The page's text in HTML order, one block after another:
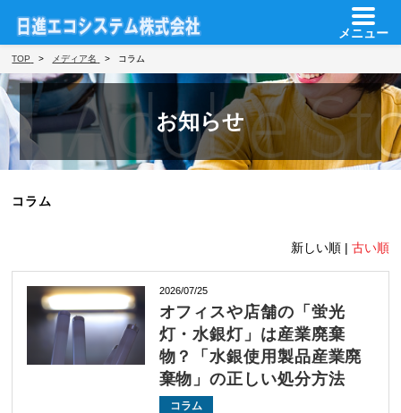
メニュー
TOP メディア名 コラム
お知らせ
コラム
新しい順 | 古い順
2026/07/25
オフィスや店舗の「蛍光
灯・水銀灯」は産業廃棄
物？「水銀使用製品産業廃
棄物」の正しい処分方法
コラム